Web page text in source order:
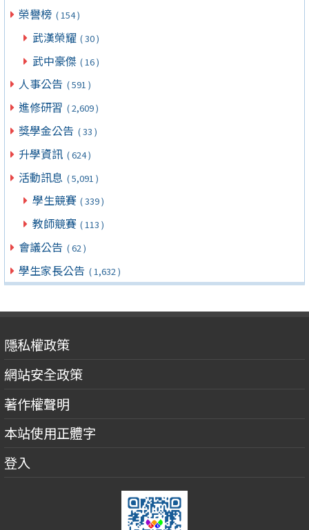
榮譽榜 ( 154 )
武漢榮耀 ( 30 )
武中豪傑 ( 16 )
人事公告 ( 591 )
進修研習 ( 2,609 )
獎學金公告 ( 33 )
升學資訊 ( 624 )
活動訊息 ( 5,091 )
學生競賽 ( 339 )
教師競賽 ( 113 )
會議公告 ( 62 )
學生家長公告 ( 1,632 )
隱私權政策
網站安全政策
著作權聲明
本站使用正體字
登入